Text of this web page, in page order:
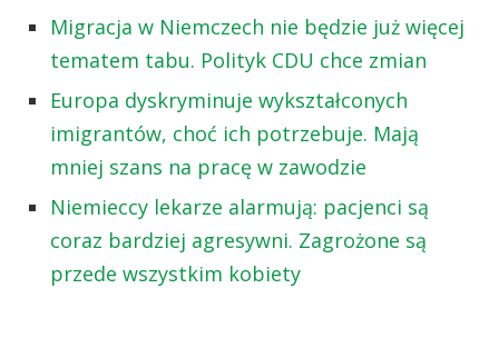
Migracja w Niemczech nie będzie już więcej
tematem tabu. Polityk CDU chce zmian
Europa dyskryminuje wykształconych
imigrantów, choć ich potrzebuje. Mają
mniej szans na pracę w zawodzie
Niemieccy lekarze alarmują: pacjenci są
coraz bardziej agresywni. Zagrożone są
przede wszystkim kobiety